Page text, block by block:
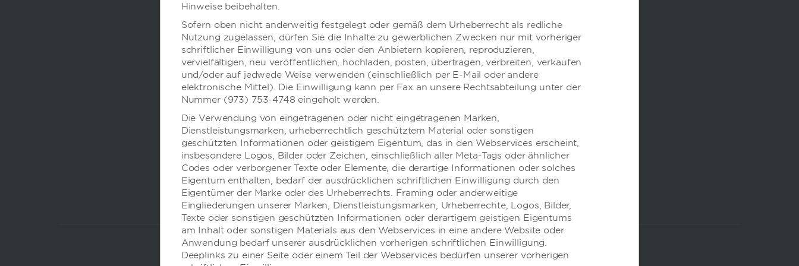
Hinweise beibehalten.
Sofern oben nicht anderweitig festgelegt oder gemäß dem Urheberrecht als redliche
Nutzung zugelassen, dürfen Sie die Inhalte zu gewerblichen Zwecken nur mit vorheriger
schriftlicher Einwilligung von uns oder den Anbietern kopieren, reproduzieren,
vervielfältigen, neu veröffentlichen, hochladen, posten, übertragen, verbreiten, verkaufen
und/oder auf jedwede Weise verwenden (einschließlich per E-Mail oder andere
elektronische Mittel). Die Einwilligung kann per Fax an unsere Rechtsabteilung unter der
Nummer (973) 753-4748 eingeholt werden.
Die Verwendung von eingetragenen oder nicht eingetragenen Marken,
Dienstleistungsmarken, urheberrechtlich geschütztem Material oder sonstigen
geschützten Informationen oder geistigem Eigentum, das in den Webservices erscheint,
insbesondere Logos, Bilder oder Zeichen, einschließlich aller Meta-Tags oder ähnlicher
Codes oder verborgener Texte oder Elemente, die derartige Informationen oder solches
Eigentum enthalten, bedarf der ausdrücklichen schriftlichen Einwilligung durch den
Eigentümer der Marke oder des Urheberrechts. Framing oder anderweitige
Eingliederungen unserer Marken, Dienstleistungsmarken, Urheberrechte, Logos, Bilder,
Texte oder sonstigen geschützten Informationen oder derartigem geistigen Eigentums
am Inhalt oder sonstigen Materials aus den Webservices in eine andere Website oder
Anwendung bedarf unserer ausdrücklichen vorherigen schriftlichen Einwilligung.
Deeplinks zu einer Seite oder einem Teil der Webservices bedürfen unserer vorherigen